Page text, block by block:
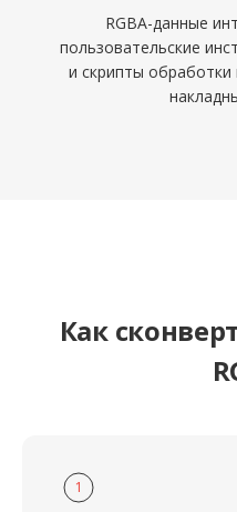
RGBA-данные
пользовательские
и скрипты
Как
1